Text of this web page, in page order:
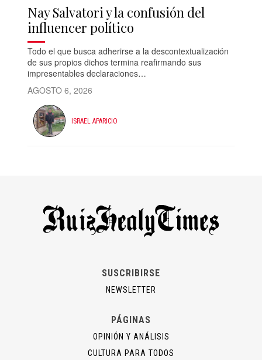
Nay Salvatori y la confusión del
influencer político
Todo el que busca adherirse a la descontextualización
de sus propios dichos termina reafirmando sus
impresentables declaraciones…
AGOSTO 6, 2026
ISRAEL APARICIO
SUSCRIBIRSE
NEWSLETTER
PÁGINAS
OPINIÓN Y ANÁLISIS
CULTURA PARA TODOS